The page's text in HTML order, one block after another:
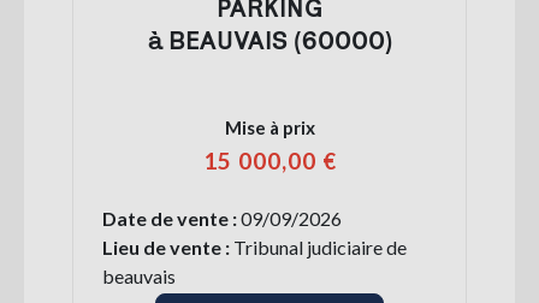
PARKING
à BEAUVAIS (60000)
Mise à prix
15 000,00 €
Date de vente :09/09/2026
Lieu de vente : Tribunal judiciaire de
beauvais